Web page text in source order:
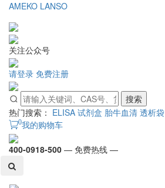
AMEKO LANSO
关注公众号
请登录 免费注册
搜索
热门搜索： ELISA 试剂盒 胎牛血清 透析袋
0我的购物车
400-0918-500 — 免费热线 —